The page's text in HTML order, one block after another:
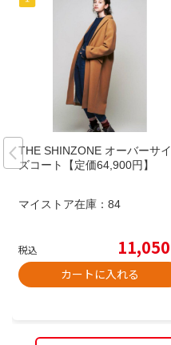
THE SHINZONE オーバーサイ
ズコート【定価64,900円】
マイストア在庫： 84
税込 11,050
カートに入れる